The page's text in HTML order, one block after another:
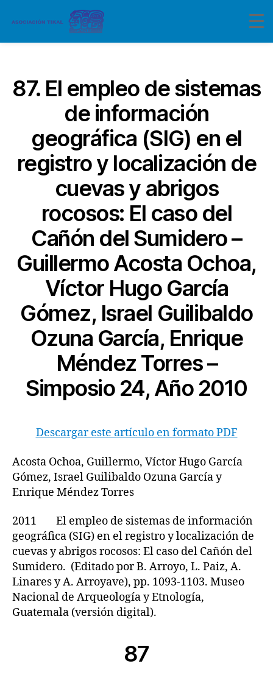
87. El empleo de sistemas
de información
geográfica (SIG) en el
registro y localización de
cuevas y abrigos
rocosos: El caso del
Cañón del Sumidero –
Guillermo Acosta Ochoa,
Víctor Hugo García
Gómez, Israel Guilibaldo
Ozuna García, Enrique
Méndez Torres –
Simposio 24, Año 2010
Descargar este artículo en formato PDF
Acosta Ochoa, Guillermo, Víctor Hugo García
Gómez, Israel Guilibaldo Ozuna García y
Enrique Méndez Torres
2011 El empleo de sistemas de información
geográfica (SIG) en el registro y localización de
cuevas y abrigos rocosos: El caso del Cañón del
Sumidero. (Editado por B. Arroyo, L. Paiz, A.
Linares y A. Arroyave), pp. 1093-1103. Museo
Nacional de Arqueología y Etnología,
Guatemala (versión digital).
87